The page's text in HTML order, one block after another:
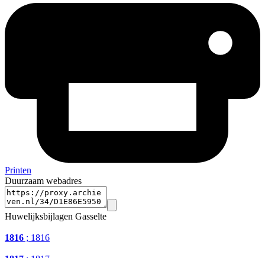
Printen
Duurzaam webadres
Huwelijksbijlagen Gasselte
1816 ; 1816